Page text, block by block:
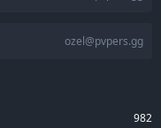
ozel@pvpers.gg
982